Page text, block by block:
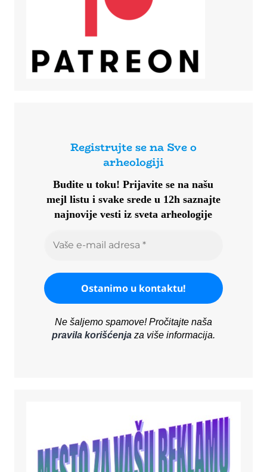
Registrujte se na Sve o
arheologiji
Budite u toku!Prijavite se na našu
mejl listu i svake srede u 12h saznajte
najnovije vesti iz sveta arheologije
Ne šaljemo spamove! Pročitajte naša
pravila korišćenjaza više informacija.